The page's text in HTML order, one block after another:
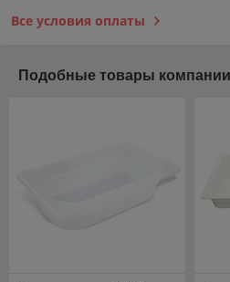
Все условия оплаты
Подобные товары компании